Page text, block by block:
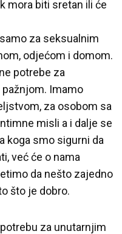
mora biti sretan ili će
za seksualnim
odjećom i domom.
potrebe za
Imamo
za osobom sa
misli a i dalje se
koga smo sigurni da
već će o nama
da nešto zajedno
što je dobro.
za unutarnjim